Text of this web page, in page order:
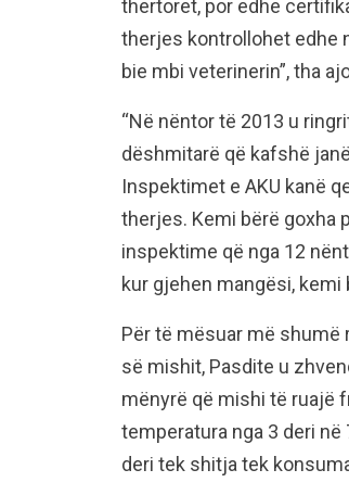
thertoret, por edhe
therjes kontrollohet edhe
bie mbi veterinerin”, tha
“Në nëntor të 2013 u
dëshmitarë që kafshë
Inspektimet e AKU kanë
therjes. Kemi bërë goxha
inspektime që nga 12
kur gjehen mangësi, kemi
Për të mësuar më
së mishit, Pasdite u
mënyrë që mishi të ruajë
temperatura nga 3 deri
deri tek shitja tek